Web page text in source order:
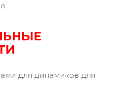
для динамиков для